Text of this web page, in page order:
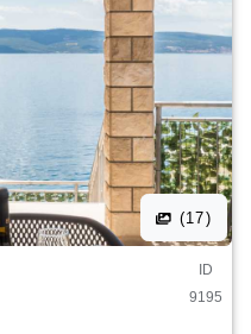
(17)
ID
9195